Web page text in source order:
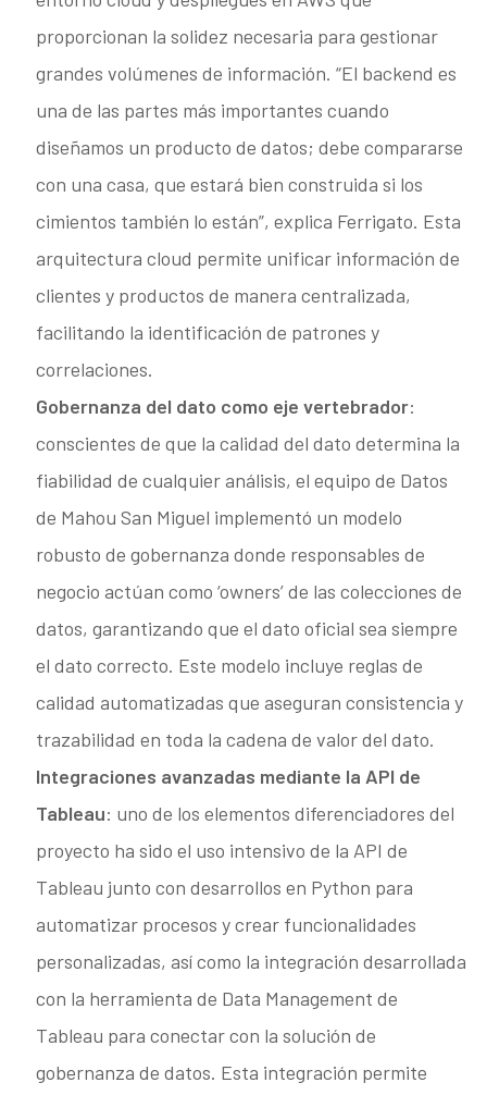
proporcionan la solidez necesaria para gestionar
grandes volúmenes de información. “El backend es
una de las partes más importantes cuando
diseñamos un producto de datos; debe compararse
con una casa, que estará bien construida si los
cimientos también lo están”, explica Ferrigato. Esta
arquitectura cloud permite unificar información de
clientes y productos de manera centralizada,
facilitando la identificación de patrones y
correlaciones.
Gobernanza del dato como eje vertebrador:
conscientes de que la calidad del dato determina la
fiabilidad de cualquier análisis, el equipo de Datos
de Mahou San Miguel implementó un modelo
robusto de gobernanza donde responsables de
negocio actúan como ‘owners’ de las colecciones de
datos, garantizando que el dato oficial sea siempre
el dato correcto. Este modelo incluye reglas de
calidad automatizadas que aseguran consistencia y
trazabilidad en toda la cadena de valor del dato.
Integraciones avanzadas mediante la API de
Tableau: uno de los elementos diferenciadores del
proyecto ha sido el uso intensivo de la API de
Tableau junto con desarrollos en Python para
automatizar procesos y crear funcionalidades
personalizadas, así como la integración desarrollada
con la herramienta de Data Management de
Tableau para conectar con la solución de
gobernanza de datos. Esta integración permite